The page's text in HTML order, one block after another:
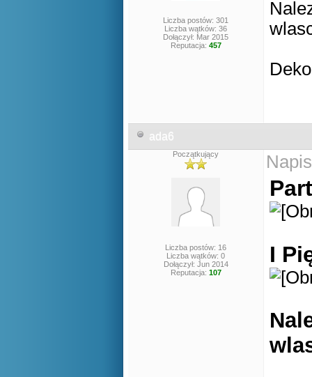
Liczba postów: 301
Liczba wątków: 36
Dołączył: Mar 2015
Reputacja: 457
ada6
Początkujący
Liczba postów: 16
Liczba wątków: 0
Dołączył: Jun 2014
Reputacja: 107
I